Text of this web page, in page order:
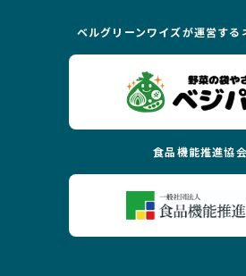
ベルグリーンワイズが運営する
食品機能推進協会